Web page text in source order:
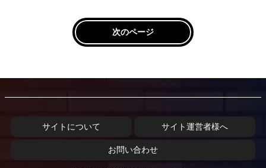
次のページ
サイトについて サイト運営者様へ
お問い合わせ